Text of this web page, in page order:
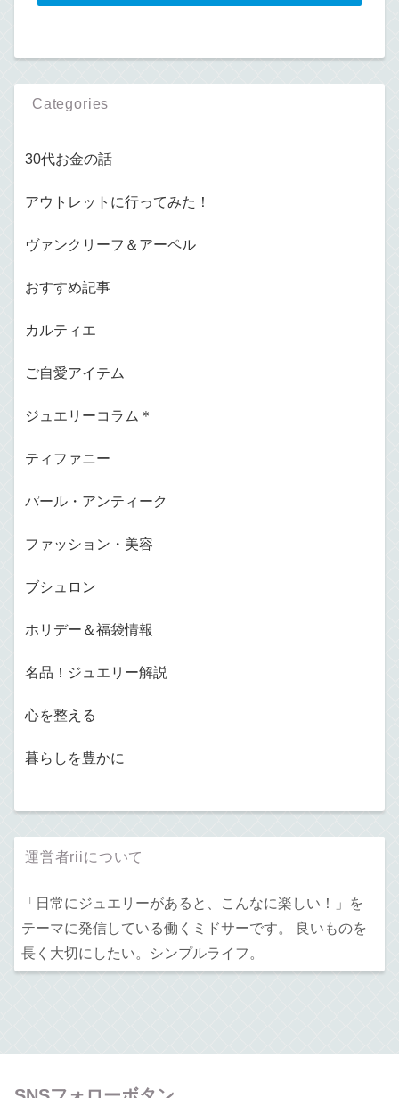
Categories
30代お金の話
アウトレットに行ってみた！
ヴァンクリーフ＆アーペル
おすすめ記事
カルティエ
ご自愛アイテム
ジュエリーコラム＊
ティファニー
パール・アンティーク
ファッション・美容
ブシュロン
ホリデー＆福袋情報
名品！ジュエリー解説
心を整える
暮らしを豊かに
運営者riiについて
「日常にジュエリーがあると、こんなに楽しい！」を
テーマに発信している働くミドサーです。 良いものを
長く大切にしたい。シンプルライフ。